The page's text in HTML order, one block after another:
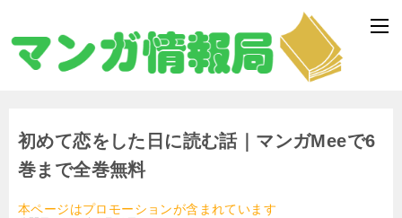
初めて恋をした日に読む話｜マンガMeeで6
巻まで全巻無料
本ページはプロモーションが含まれています